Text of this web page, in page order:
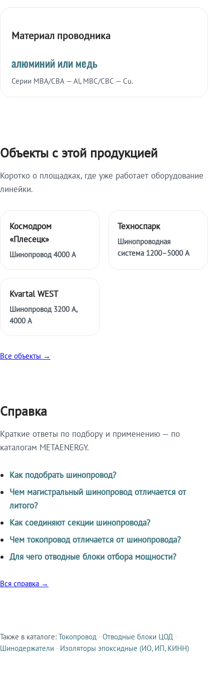
Материал проводника
алюминий или медь
Серии МВА/СВА — Al, МВС/СВС — Cu.
Объекты с этой продукцией
Коротко о площадках, где уже работает оборудование
линейки.
Космодром
«Плесецк»
Шинопровод 4000 А
Техноспарк
Шинопроводная
система 1200–5000 А
Kvartal WEST
Шинопровод 3200 А,
4000 А
Все объекты →
Справка
Краткие ответы по подбору и применению — по
каталогам METAENERGY.
Как подобрать шинопровод?
Чем магистральный шинопровод отличается от
литого?
Как соединяют секции шинопровода?
Чем токопровод отличается от шинопровода?
Для чего отводные блоки отбора мощности?
Вся справка →
Смежные продукты
Также в каталоге: Токопровод · Отводные блоки ЦОД ·
Шинодержатели · Изоляторы эпоксидные (ИО, ИП, КИНН)